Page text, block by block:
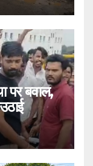
पर बवाल,